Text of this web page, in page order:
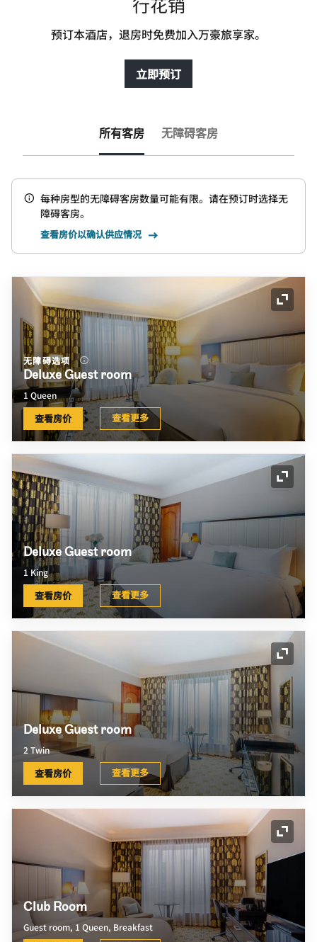
预订本酒店，退房时免费加入万豪旅享家。
立即预订
所有客房 无障碍客房
每种房型的无障碍客房数量可能有限。请在预订时选择无
障碍客房。
查看房价以确认供应情况
展开
无障碍选项
Deluxe Guest room
1 Queen
查看房价 查看更多
展开
Deluxe Guest room
1 King
查看房价 查看更多
展开
Deluxe Guest room
2 Twin
查看房价 查看更多
展开
Club Room
Guest room, 1 Queen, Breakfast